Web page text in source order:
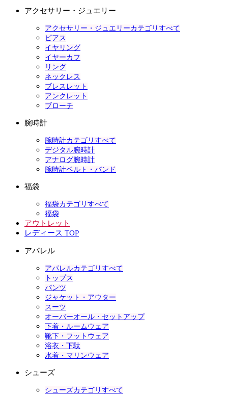
アクセサリー・ジュエリー
アクセサリー・ジュエリーカテゴリすべて
ピアス
イヤリング
イヤーカフ
リング
ネックレス
ブレスレット
アンクレット
ブローチ
腕時計
腕時計カテゴリすべて
デジタル腕時計
アナログ腕時計
腕時計ベルト・バンド
福袋
福袋カテゴリすべて
福袋
アウトレット
レディース TOP
アパレル
アパレルカテゴリすべて
トップス
パンツ
ジャケット・アウター
スーツ
オーバーオール・セットアップ
下着・ルームウェア
靴下・フットウェア
浴衣・下駄
水着・マリンウェア
シューズ
シューズカテゴリすべて